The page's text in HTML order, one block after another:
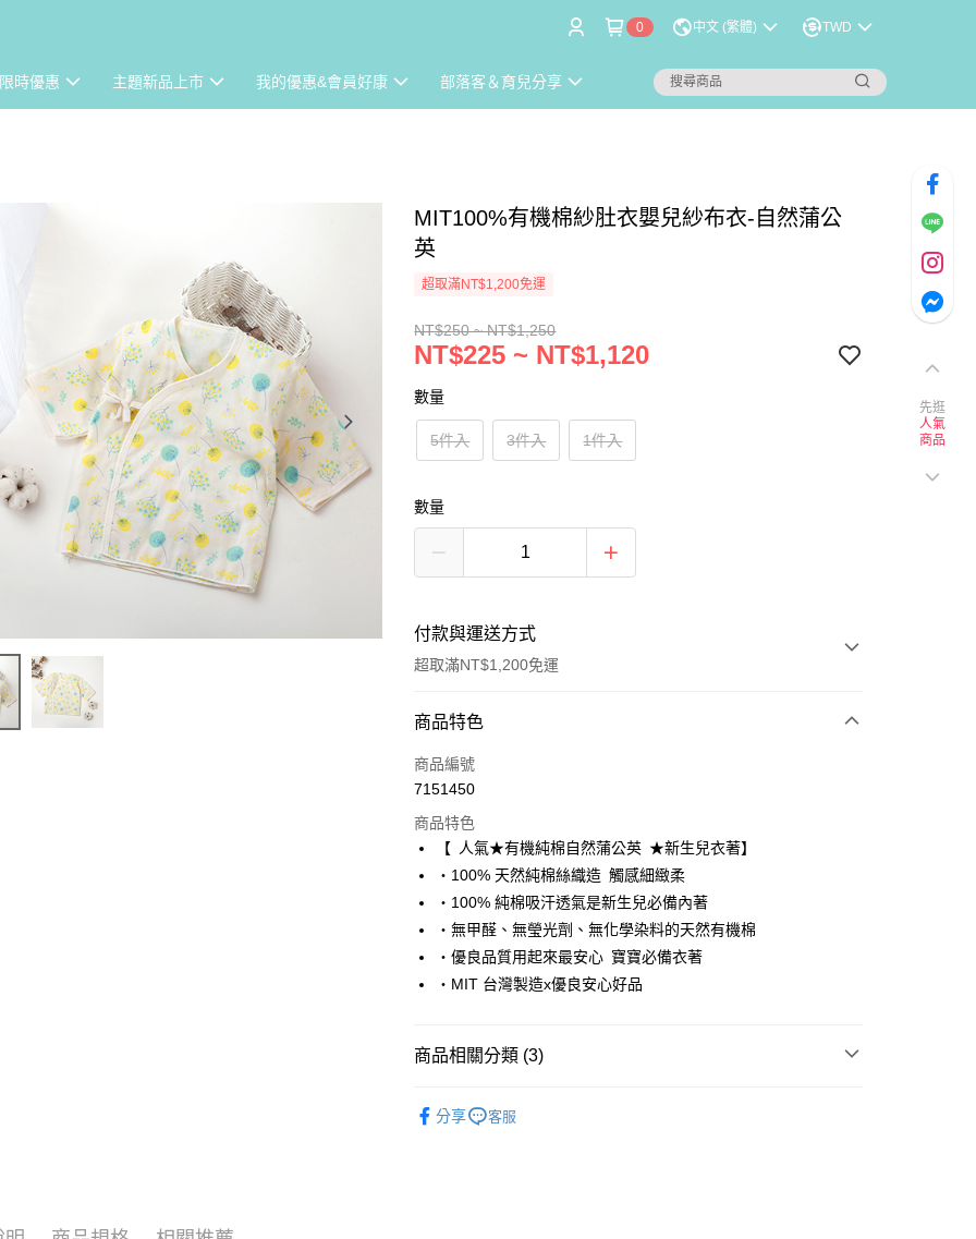
0 中文 (繁體) TWD
時優惠 主題新品上市 我的優惠&會員好康 部落客＆育兒分享
MIT100%有機棉紗肚衣嬰兒紗布衣-自然蒲公
英
超取滿NT$1,200免運
NT$250 ~ NT$1,250
NT$225 ~ NT$1,120
數量
5件入 3件入 1件入
數量
付款與運送方式
超取滿NT$1,200免運
付款方式
信用卡一次付款
LINE Pay
Apple Pay
ATM付款
運送方式
每筆NT$65，滿NT$1,200(含以上)免運費
商品特色
商品編號
7151450
商品特色
【 人氣★有機純棉自然蒲公英 ★新生兒衣著】
・100% 天然純棉絲織造 觸感細緻柔
・100% 純棉吸汗透氣是新生兒必備內著
・無甲醛、無瑩光劑、無化學染料的天然有機棉
・優良品質用起來最安心 寶寶必備衣著
・MIT 台灣製造x優良安心好品
商品相關分類 (3)
分享 客服
先逛
人氣
商品